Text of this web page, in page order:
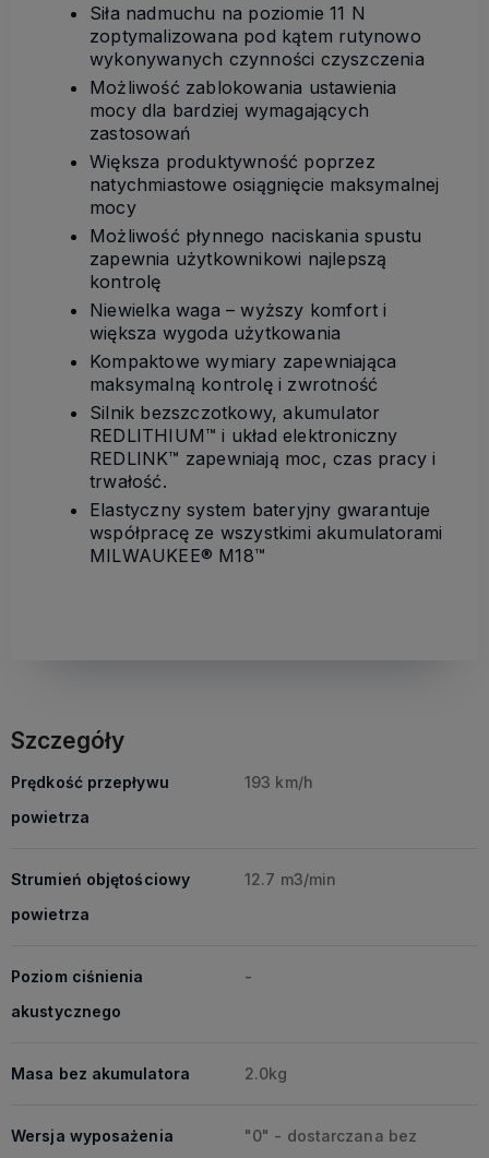
Siła nadmuchu na poziomie 11 N
zoptymalizowana pod kątem rutynowo
wykonywanych czynności czyszczenia
Możliwość zablokowania ustawienia
mocy dla bardziej wymagających
zastosowań
Większa produktywność poprzez
natychmiastowe osiągnięcie maksymalnej
mocy
Możliwość płynnego naciskania spustu
zapewnia użytkownikowi najlepszą
kontrolę
Niewielka waga – wyższy komfort i
większa wygoda użytkowania
Kompaktowe wymiary zapewniająca
maksymalną kontrolę i zwrotność
Silnik bezszczotkowy, akumulator
REDLITHIUM™ i układ elektroniczny
REDLINK™ zapewniają moc, czas pracy i
trwałość.
Elastyczny system bateryjny gwarantuje
współpracę ze wszystkimi akumulatorami
MILWAUKEE® M18™
Szczegóły
Prędkość przepływu
powietrza
193 km/h
Strumień objętościowy
powietrza
12.7 m3/min
Poziom ciśnienia
akustycznego
-
Masa bez akumulatora 2.0kg
Wersja wyposażenia "0" - dostarczana bez